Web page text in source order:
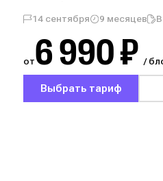
14 сентября 9 месяцев
Выбрать тариф
от6 990 ₽ /